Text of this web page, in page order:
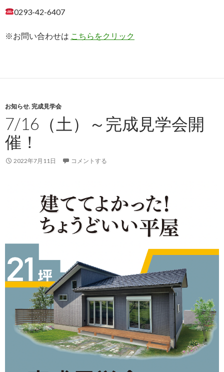
0293-42-6407
※お問い合わせは こちらをクリック
お知らせ, 完成見学会
7/16（土）～完成見学会開
催！
2022年7月11日 コメントする